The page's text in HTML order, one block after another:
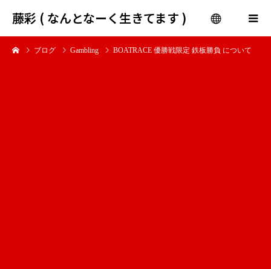
藤彩 ( なんとなーく生きてます )
menu
ブログ Gambling BOATRACE 優勝戦限定 鉄板勝負 について